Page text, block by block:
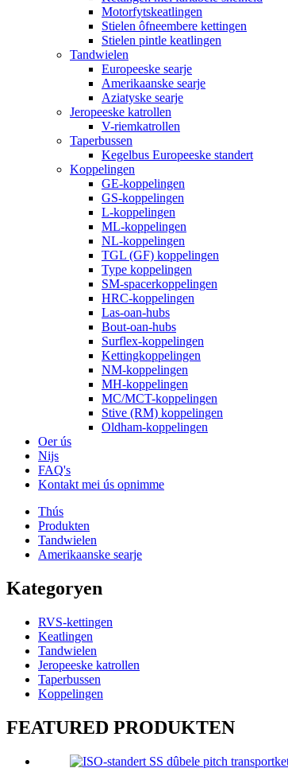
Motorfytskeatlingen
Stielen ôfneembere kettingen
Stielen pintle keatlingen
Tandwielen
Europeeske searje
Amerikaanske searje
Aziatyske searje
Jeropeeske katrollen
V-riemkatrollen
Taperbussen
Kegelbus Europeeske standert
Koppelingen
GE-koppelingen
GS-koppelingen
L-koppelingen
ML-koppelingen
NL-koppelingen
TGL (GF) koppelingen
Type koppelingen
SM-spacerkoppelingen
HRC-koppelingen
Las-oan-hubs
Bout-oan-hubs
Surflex-koppelingen
Kettingkoppelingen
NM-koppelingen
MH-koppelingen
MC/MCT-koppelingen
Stive (RM) koppelingen
Oldham-koppelingen
Oer ús
Nijs
FAQ's
Kontakt mei ús opnimme
Thús
Produkten
Tandwielen
Amerikaanske searje
Kategoryen
RVS-kettingen
Keatlingen
Tandwielen
Jeropeeske katrollen
Taperbussen
Koppelingen
FEATURED PRODUKTEN